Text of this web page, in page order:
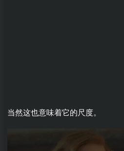
当然这也意味着它的尺度。